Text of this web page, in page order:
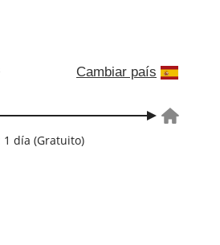
Cambiar país
1 día (Gratuito)